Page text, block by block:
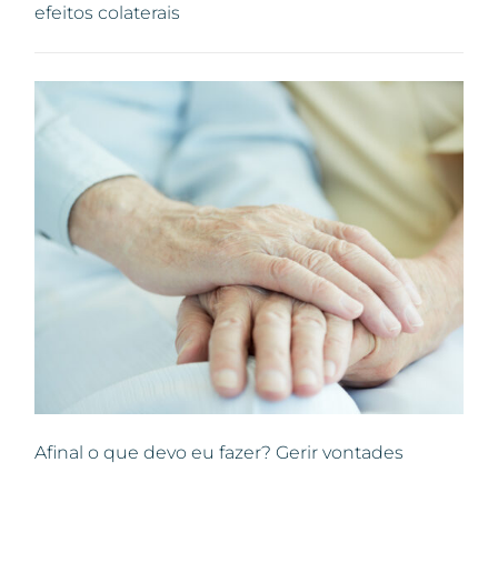
efeitos colaterais
Afinal o que devo eu fazer? Gerir vontades